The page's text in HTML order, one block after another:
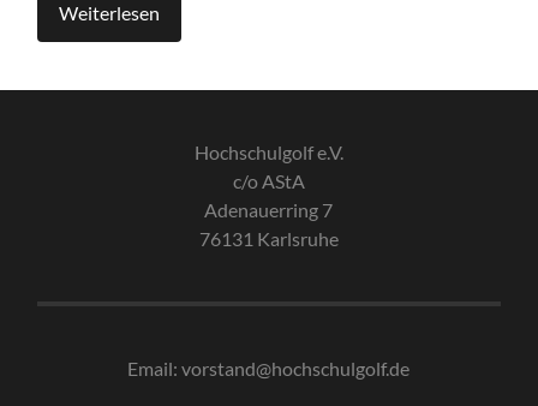
Weiterlesen
Hochschulgolf e.V.
c/o AStA
Adenauerring 7
76131 Karlsruhe
Email: vorstand@hochschulgolf.de